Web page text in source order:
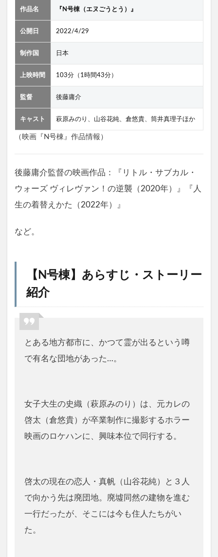
作品名 『N号棟（エヌごうとう）』
公開日 2022/4/29
制作国 日本
上映時間 103分（1時間43分）
監督 後藤庸介
キャスト 萩原みのり、山谷花純、倉悠貴、筒井真理子ほか
（映画『N号棟』作品情報）
後藤庸介監督の映画作品：『リトル・サブカル・
ウォーズ ヴィレヴァン！の逆襲（2020年）』『人
生の着替えかた（2022年）』
など。
【N号棟】あらすじ・ストーリー
紹介
とある地方都市に、かつて霊が出るという噂
で有名な団地があった…。
女子大生の史織（萩原みのり）は、元カレの
啓太（倉悠貴）が卒業制作に撮影するホラー
映画のロケハンに、興味本位で同行する。
啓太の現在の恋人・真帆（山谷花純）と３人
で向かう先は廃団地。廃墟同然の建物を進む
一行だったが、そこには今も住人たちがい
た。